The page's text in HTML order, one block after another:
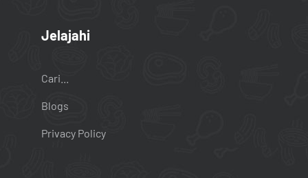
Jelajahi
Cari...
Blogs
Privacy Policy